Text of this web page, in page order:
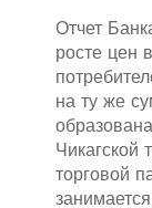
Отчет
росте цен
на ту же
Чикагской
торговой